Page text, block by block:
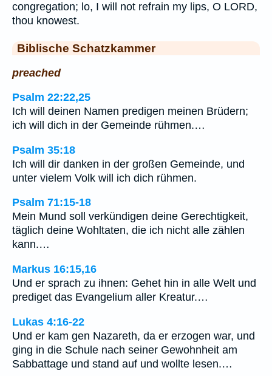
congregation; lo, I will not refrain my lips, O LORD,
thou knowest.
Biblische Schatzkammer
preached
Psalm 22:22,25
Ich will deinen Namen predigen meinen Brüdern;
ich will dich in der Gemeinde rühmen.…
Psalm 35:18
Ich will dir danken in der großen Gemeinde, und
unter vielem Volk will ich dich rühmen.
Psalm 71:15-18
Mein Mund soll verkündigen deine Gerechtigkeit,
täglich deine Wohltaten, die ich nicht alle zählen
kann.…
Markus 16:15,16
Und er sprach zu ihnen: Gehet hin in alle Welt und
prediget das Evangelium aller Kreatur.…
Lukas 4:16-22
Und er kam gen Nazareth, da er erzogen war, und
ging in die Schule nach seiner Gewohnheit am
Sabbattage und stand auf und wollte lesen.…